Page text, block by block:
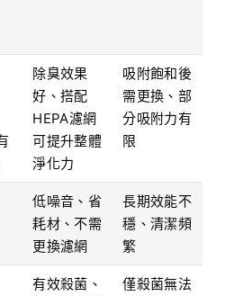
除臭效果
好、搭配
HEPA濾網
可提升整體
淨化力
吸附飽和後
需更換、部
分吸附力有
限
低噪音、省
耗材、不需
更換濾網
長期效能不
穩、清潔頻
繁
有效殺菌、
僅殺菌無法